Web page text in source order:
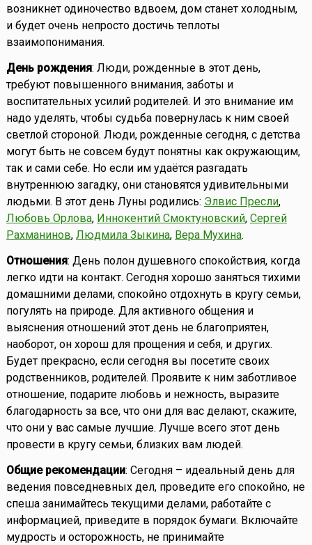
возникнет одиночество вдвоем, дом станет холодным,
и будет очень непросто достичь теплоты
взаимопонимания.
День рождения: Люди, рожденные в этот день,
требуют повышенного внимания, заботы и
воспитательных усилий родителей. И это внимание им
надо уделять, чтобы судьба повернулась к ним своей
светлой стороной. Люди, рожденные сегодня, с детства
могут быть не совсем будут понятны как окружающим,
так и сами себе. Но если им удаётся разгадать
внутреннюю загадку, они становятся удивительными
людьми. В этот день Луны родились: Элвис Пресли,
Любовь Орлова, Иннокентий Смоктуновский, Сергей
Рахманинов, Людмила Зыкина, Вера Мухина.
Отношения: День полон душевного спокойствия, когда
легко идти на контакт. Сегодня хорошо заняться тихими
домашними делами, спокойно отдохнуть в кругу семьи,
погулять на природе. Для активного общения и
выяснения отношений этот день не благоприятен,
наоборот, он хорош для прощения и себя, и других.
Будет прекрасно, если сегодня вы посетите своих
родственников, родителей. Проявите к ним заботливое
отношение, подарите любовь и нежность, выразите
благодарность за все, что они для вас делают, скажите,
что они у вас самые лучшие. Лучше всего этот день
провести в кругу семьи, близких вам людей.
Общие рекомендации: Сегодня – идеальный день для
ведения повседневных дел, проведите его спокойно, не
спеша занимайтесь текущими делами, работайте с
информацией, приведите в порядок бумаги. Включайте
мудрость и осторожность, не принимайте